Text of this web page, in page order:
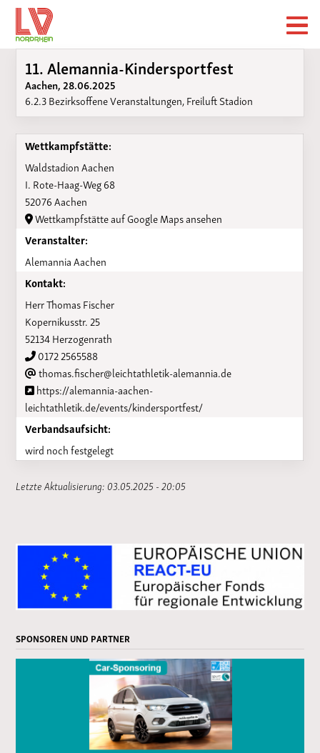
11. Alemannia-Kindersportfest
Aachen, 28.06.2025
6.2.3 Bezirksoffene Veranstaltungen, Freiluft Stadion
Wettkampfstätte:
Waldstadion Aachen
I. Rote-Haag-Weg 68
52076 Aachen
Wettkampfstätte auf Google Maps ansehen
Veranstalter:
Alemannia Aachen
Kontakt:
Herr Thomas Fischer
Kopernikusstr. 25
52134 Herzogenrath
0172 2565588
thomas.fischer@leichtathletik-alemannia.de
https://alemannia-aachen-
leichtathletik.de/events/kindersportfest/
Verbandsaufsicht:
wird noch festgelegt
Letzte Aktualisierung: 03.05.2025 - 20:05
SPONSOREN UND PARTNER